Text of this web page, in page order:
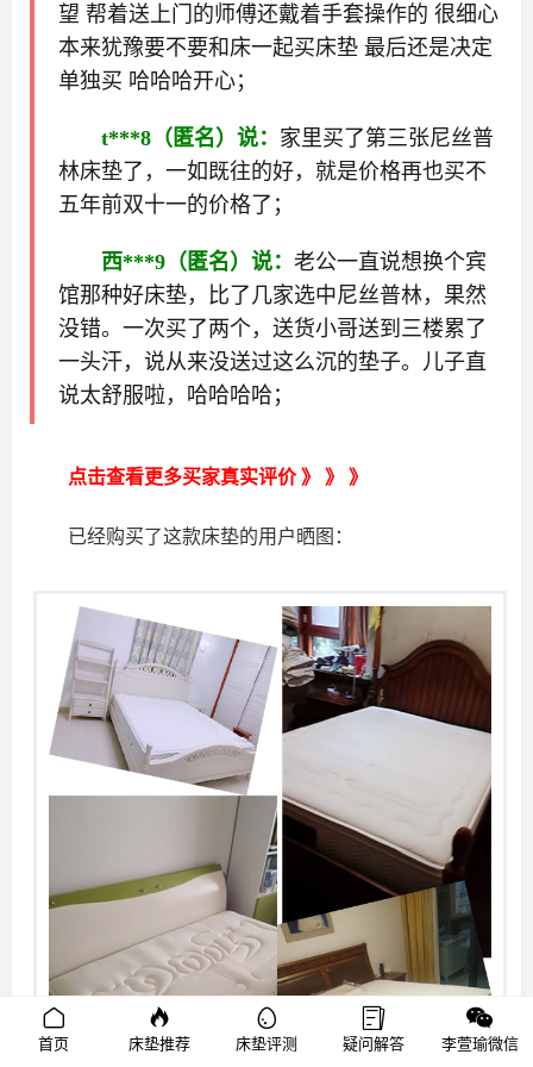
望 帮着送上门的师傅还戴着手套操作的 很细心
本来犹豫要不要和床一起买床垫 最后还是决定
单独买 哈哈哈开心；
t***8 （匿名）说： 家里买了第三张尼丝普
林床垫了，一如既往的好，就是价格再也买不
五年前双十一的价格了；
西***9（匿名）说： 老公一直说想换个宾
馆那种好床垫，比了几家选中尼丝普林，果然
没错。一次买了两个，送货小哥送到三楼累了
一头汗，说从来没送过这么沉的垫子。儿子直
说太舒服啦，哈哈哈哈；
点击查看更多买家真实评价 》 》 》
已经购买了这款床垫的用户晒图：
首页 床垫推荐 床垫评测 疑问解答 李萱瑜微信